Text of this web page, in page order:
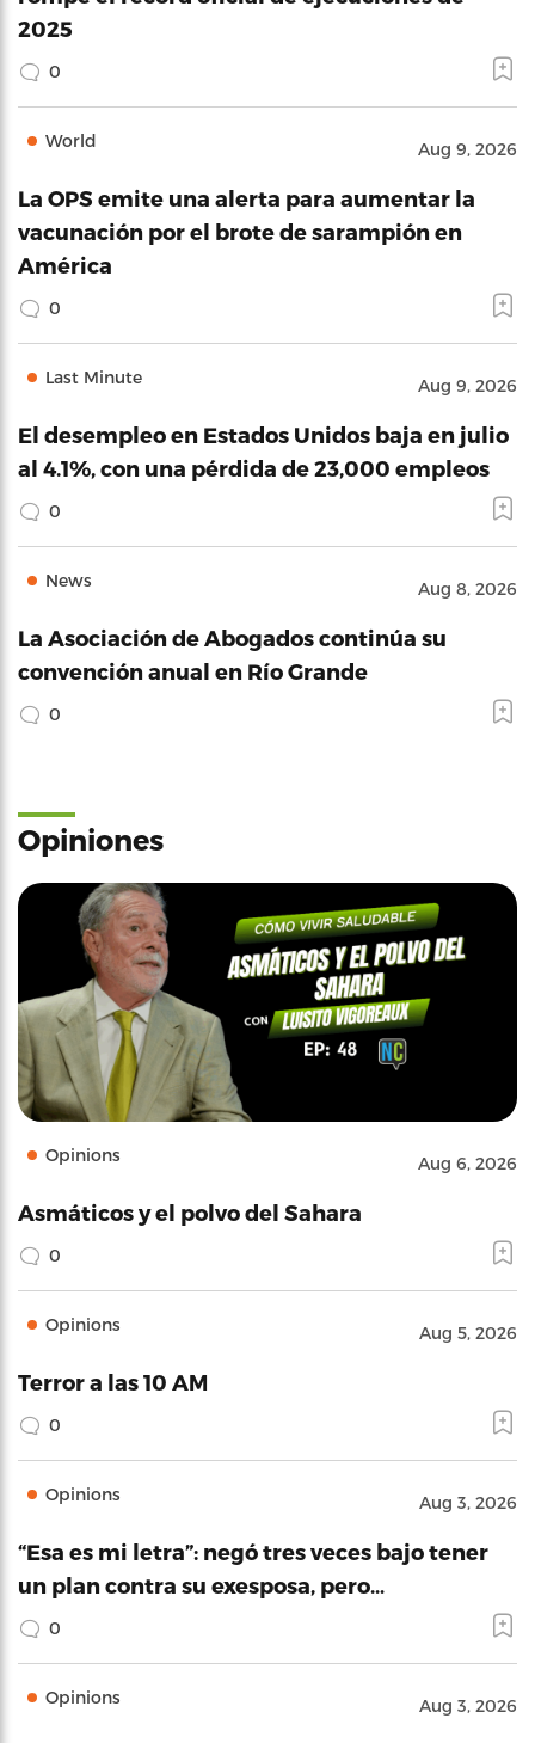
2025
0
World Aug 9, 2026
La OPS emite una alerta para aumentar la
vacunación por el brote de sarampión en
América
0
Last Minute Aug 9, 2026
El desempleo en Estados Unidos baja en julio
al 4.1%, con una pérdida de 23,000 empleos
0
News Aug 8, 2026
La Asociación de Abogados continúa su
convención anual en Río Grande
0
Opiniones
Opinions Aug 6, 2026
Asmáticos y el polvo del Sahara
0
Opinions Aug 5, 2026
Terror a las 10 AM
0
Opinions Aug 3, 2026
“Esa es mi letra”: negó tres veces bajo tener
un plan contra su exesposa, pero…
0
Opinions Aug 3, 2026